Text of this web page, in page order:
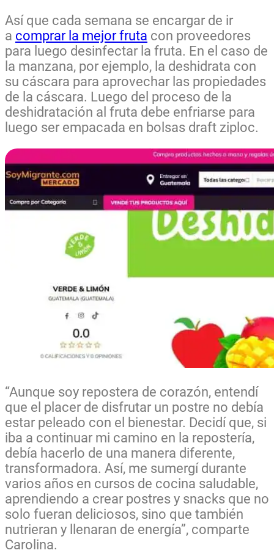
Así que cada semana se encargar de ir
a comprar la mejor fruta con proveedores
para luego desinfectar la fruta. En el caso de
la manzana, por ejemplo, la deshidrata con
su cáscara para aprovechar las propiedades
de la cáscara. Luego del proceso de la
deshidratación al fruta debe enfriarse para
luego ser empacada en bolsas draft ziploc.
“Aunque soy repostera de corazón, entendí
que el placer de disfrutar un postre no debía
estar peleado con el bienestar. Decidí que, si
iba a continuar mi camino en la repostería,
debía hacerlo de una manera diferente,
transformadora. Así, me sumergí durante
varios años en cursos de cocina saludable,
aprendiendo a crear postres y snacks que no
solo fueran deliciosos, sino que también
nutrieran y llenaran de energía”, comparte
Carolina.